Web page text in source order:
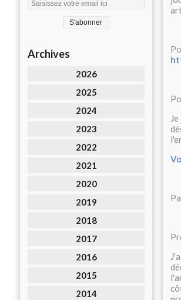
Archives
2026
2025
2024
2023
2022
2021
2020
2019
2018
2017
2016
2015
2014